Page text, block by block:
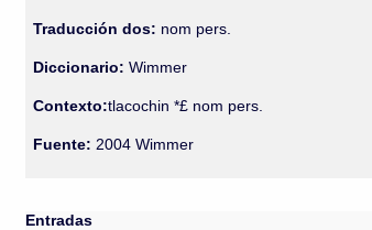
Traducción dos: nom pers.
Diccionario:Wimmer
Contexto:tlacochin *£ nom pers.
Fuente: 2004 Wimmer
Entradas